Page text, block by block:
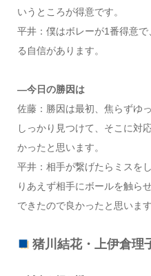
いうところが得意です。
平井：僕はボレーが1番得意
る自信があります。
―今日の勝因は
佐藤：勝因は最初、焦らずゆ
しっかり見つけて、そこに対
かったと思います。
平井：相手が繋げたらミスを
りあえず相手にボールを触ら
できたので良かったと思います
猪川結花・上伊倉理